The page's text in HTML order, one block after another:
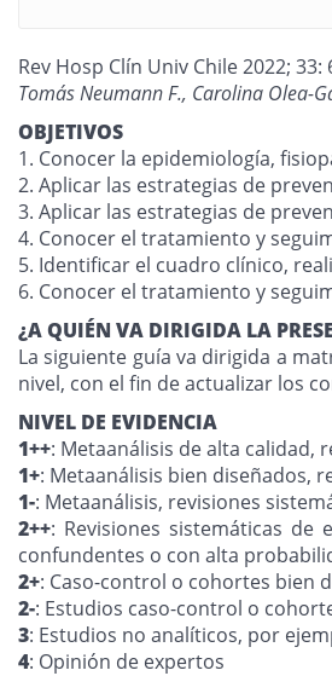
Rev Hosp Clín Univ Chile 2022; 33:
Tomás Neumann F., Carolina Olea-
OBJETIVOS
1. Conocer la epidemiología,
2. Aplicar las estrategias de
3. Aplicar las estrategias de
4. Conocer el tratamiento y
5. Identificar el cuadro clínico,
6. Conocer el tratamiento y
¿A QUIÉN VA DIRIGIDA LA
La siguiente guía va dirigida a
nivel, con el fin de actualizar los
NIVEL DE EVIDENCIA
1++: Metaanálisis de alta calidad,
1+: Metaanálisis bien diseñados,
1-: Metaanálisis, revisiones
2++: Revisiones sistemáticas
confundentes o con alta
2+: Caso-control o cohortes bien
2-: Estudios caso-control o
3: Estudios no analíticos, por
4: Opinión de expertos